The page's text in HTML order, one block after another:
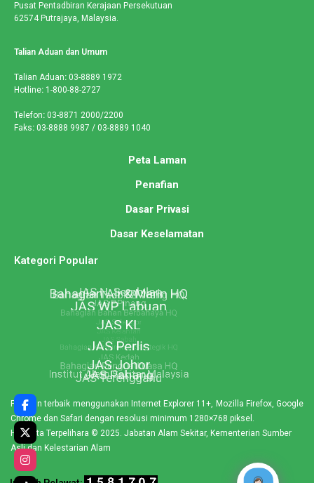
Pusat Pentadbiran Kerajaan Persekutuan
62574 Putrajaya, Malaysia.
Talian Aduan dan Umum
Talian Aduan: 03-8889 1972
Hotline: 1-800-88-2727
Telefon: 03-8871 2000/2200
Faks: 03-8888 9987 / 03-8889 1040
Peta Laman
Penafian
Dasar Privasi
Dasar Keselamatan
Kategori Popular
Paparan terbaik menggunakan Internet Explorer 11+, Mozilla Firefox, Google
Chrome dan Safari dengan resolusi minimum 1280×768 piksel.
Hakcipta Terpelihara © 2025. Jabatan Alam Sekitar, Kementerian Sumber
Asli dan Kelestarian Alam